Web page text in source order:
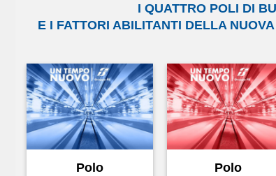
I QUATTRO POLI DI
E I FATTORI ABILITANTI DELLA
Polo
Polo